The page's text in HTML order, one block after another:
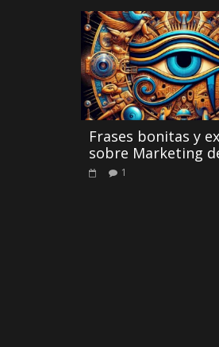
Frases bonitas y
sobre Marketing
1